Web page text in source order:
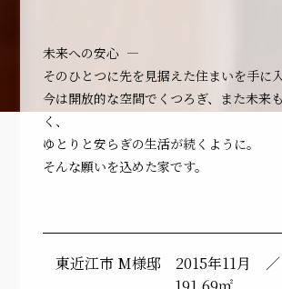
未来への安心 ―
そのひとつに先を見据えた住まいを手に
今は開放的な空間でくつろぎ、また未来
く、
ゆとりと安らぎの生活が続くように。
そんな願いを込めた家です。
東近江市 M様邸 2015年11月